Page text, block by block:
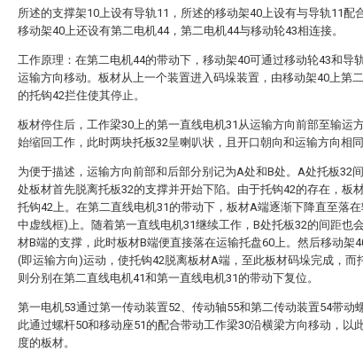
所述的支撑架10上设有导轨11，所述的移动架40上设有与导轨11配
移动架40上还设有第二电机44，第二电机44与移动轮43相连接。
工作原理：在第二电机44的带动下，移动架40可通过移动轮43和导
运输方向移动。板材从上一个装置进入码垛装置，由移动架40上第
的托钩42拦住使其停止。
板材停住后，工作梁30上的第一直线电机31从运输方向前部至输运
始缩回工作，此时两块托板32呈喇叭状，且开口朝向和运输方向相同
为便于描述，运输方向前部和后部分别记为A处和B处。A处托板32
处板材首先脱离托板32的支撑并开始下陷。由于托钩42的存在，板
托钩42上。在第二直线电机31的带动下，板材A端逐渐下降直至落在
中虚线框)上。随着第一直线电机31继续工作，B处托板32的间距也
材B端的支撑，此时板材B端便直接落在运输托盘60上。然后移动架
(即运输方向)运动，使托钩42脱离板材A端，至此板材码垛完成，而
则分别在第二直线电机41和第一直线电机31的带动下复位。
第一电机53通过第一传动装置52、传动轴55和第二传动装置54带动
此通过螺杆50和移动座51的配合带动工作梁30沿横梁方向移动，以
度的板材。